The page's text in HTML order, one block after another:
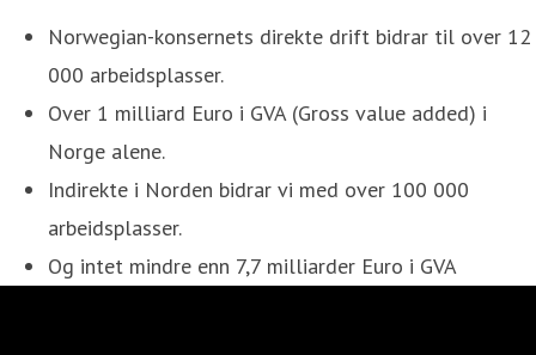
Norwegian-konsernets direkte drift bidrar til over 12
000 arbeidsplasser.
Over 1 milliard Euro i GVA (Gross value added) i
Norge alene.
Indirekte i Norden bidrar vi med over 100 000
arbeidsplasser.
Og intet mindre enn 7,7 milliarder Euro i GVA